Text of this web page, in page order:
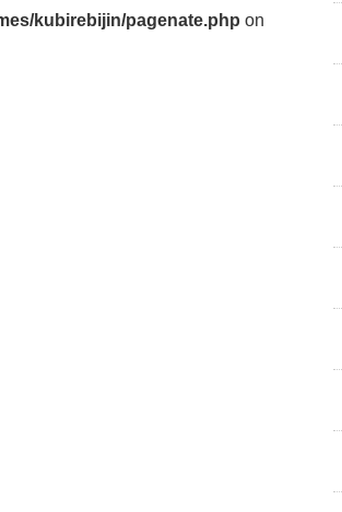
kubirebijin/pagenate.php on